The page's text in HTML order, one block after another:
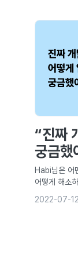
“진짜
궁금
Habi님은 어
어떻게 해소
2022-07-12